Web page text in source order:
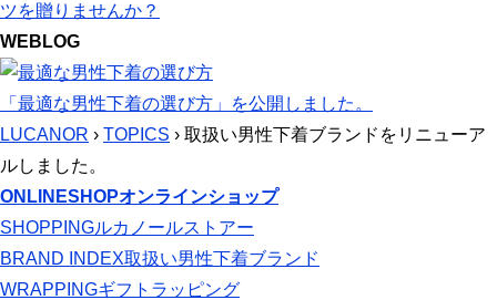
ツを贈りませんか？
WEBLOG
「最適な男性下着の選び方」を公開しました。
LUCANOR › TOPICS › 取扱い男性下着ブランドをリニューア
ルしました。
ONLINESHOPオンラインショップ
SHOPPINGルカノールストアー
BRAND INDEX取扱い男性下着ブランド
WRAPPINGギフトラッピング